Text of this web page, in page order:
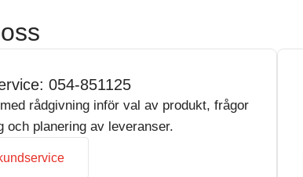
054-851125
rådgivning inför val av produkt, frågor
och planering av leveranser.